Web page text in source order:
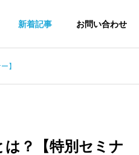
新着記事 お問い合わせ
】
？【特別セミナ